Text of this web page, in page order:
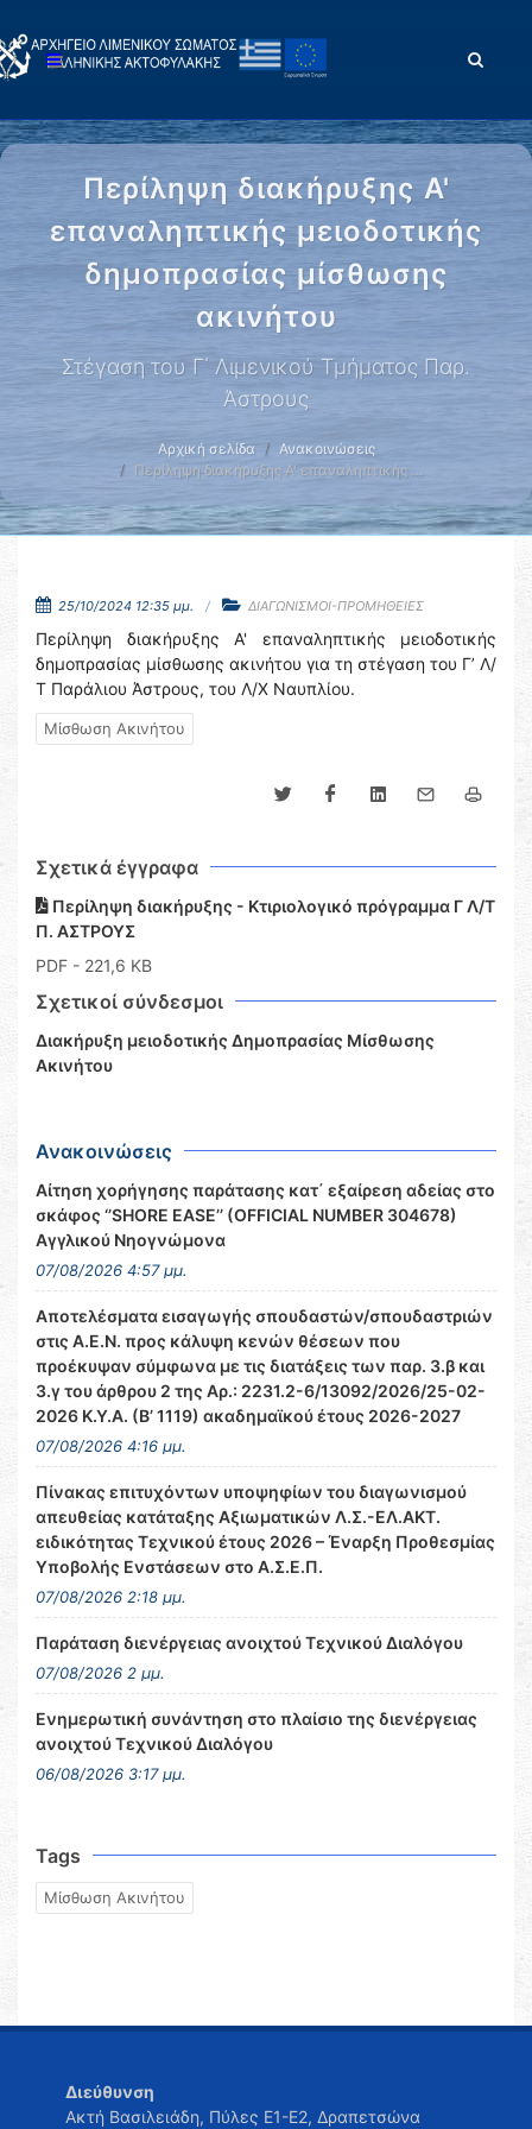
Περίληψη διακήρυξης Α'
επαναληπτικής μειοδοτικής
δημοπρασίας μίσθωσης
ακινήτου
Στέγαση του Γ΄ Λιμενικού Τμήματος Παρ.
Άστρους
Αρχική σελίδα
Ανακοινώσεις
Περίληψη διακήρυξης Α' επαναληπτικής …
25/10/2024 12:35 μμ. ΔΙΑΓΩΝΙΣΜΟΙ-ΠΡΟΜΗΘΕΙΕΣ
Περίληψη διακήρυξης Α' επαναληπτικής μειοδοτικής
δημοπρασίας μίσθωσης ακινήτου για τη στέγαση του Γ’ Λ/
Τ Παράλιου Άστρους, του Λ/Χ Ναυπλίου.
Μίσθωση Ακινήτου
Σχετικά έγγραφα
Περίληψη διακήρυξης - Κτιριολογικό πρόγραμμα Γ Λ/Τ
Π. ΑΣΤΡΟΥΣ
PDF - 221,6 KB
Σχετικοί σύνδεσμοι
Διακήρυξη μειοδοτικής Δημοπρασίας Μίσθωσης
Ακινήτου
Ανακοινώσεις
Αίτηση χορήγησης παράτασης κατ΄ εξαίρεση αδείας στο
σκάφος ‘’SHORE EASE’’ (OFFICIAL NUMBER 304678)
Αγγλικού Νηογνώμονα
07/08/2026 4:57 μμ.
Αποτελέσματα εισαγωγής σπουδαστών/σπουδαστριών
στις Α.Ε.Ν. προς κάλυψη κενών θέσεων που
προέκυψαν σύμφωνα με τις διατάξεις των παρ. 3.β και
3.γ του άρθρου 2 της Αρ.: 2231.2-6/13092/2026/25-02-
2026 Κ.Υ.Α. (Β’ 1119) ακαδημαϊκού έτους 2026-2027
07/08/2026 4:16 μμ.
Πίνακας επιτυχόντων υποψηφίων του διαγωνισμού
απευθείας κατάταξης Αξιωματικών Λ.Σ.-ΕΛ.ΑΚΤ.
ειδικότητας Τεχνικού έτους 2026 – Έναρξη Προθεσμίας
Υποβολής Ενστάσεων στο Α.Σ.Ε.Π.
07/08/2026 2:18 μμ.
Παράταση διενέργειας ανοιχτού Τεχνικού Διαλόγου
07/08/2026 2 μμ.
Ενημερωτική συνάντηση στο πλαίσιο της διενέργειας
ανοιχτού Τεχνικού Διαλόγου
06/08/2026 3:17 μμ.
Tags
Μίσθωση Ακινήτου
Διεύθυνση
Ακτή Βασιλειάδη, Πύλες Ε1-Ε2, Δραπετσώνα